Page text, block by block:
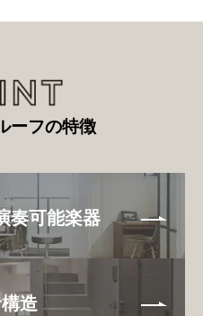
ーフの特徴
奏可能楽器
造